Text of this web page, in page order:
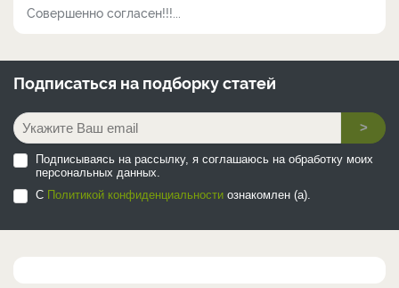
Совершенно согласен!!!...
Подписаться на подборку статей
>
Подписываясь на рассылку, я соглашаюсь на обработку моих
персональных данных.
С Политикой конфиденциальности ознакомлен (а).